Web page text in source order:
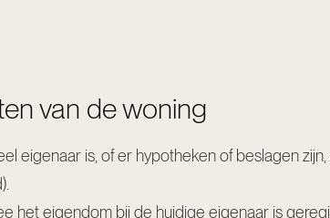
van de woning
eigenaar is, of er hypotheken of beslagen
het eigendom bij de huidige eigenaar is